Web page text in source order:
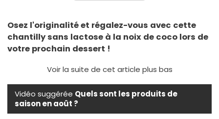
Osez l'originalité et régalez-vous avec cette
chantilly sans lactose à la noix de coco lors de
votre prochain dessert !
Voir la suite de cet article plus bas
Vidéo suggérée Quels sont les produits de
saison en août ?